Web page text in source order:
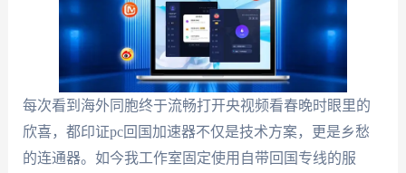
每次看到海外同胞终于流畅打开央视频看春晚时眼里的
欣喜，都印证pc回国加速器不仅是技术方案，更是乡愁
的连通器。如今我工作室固定使用自带回国专线的服